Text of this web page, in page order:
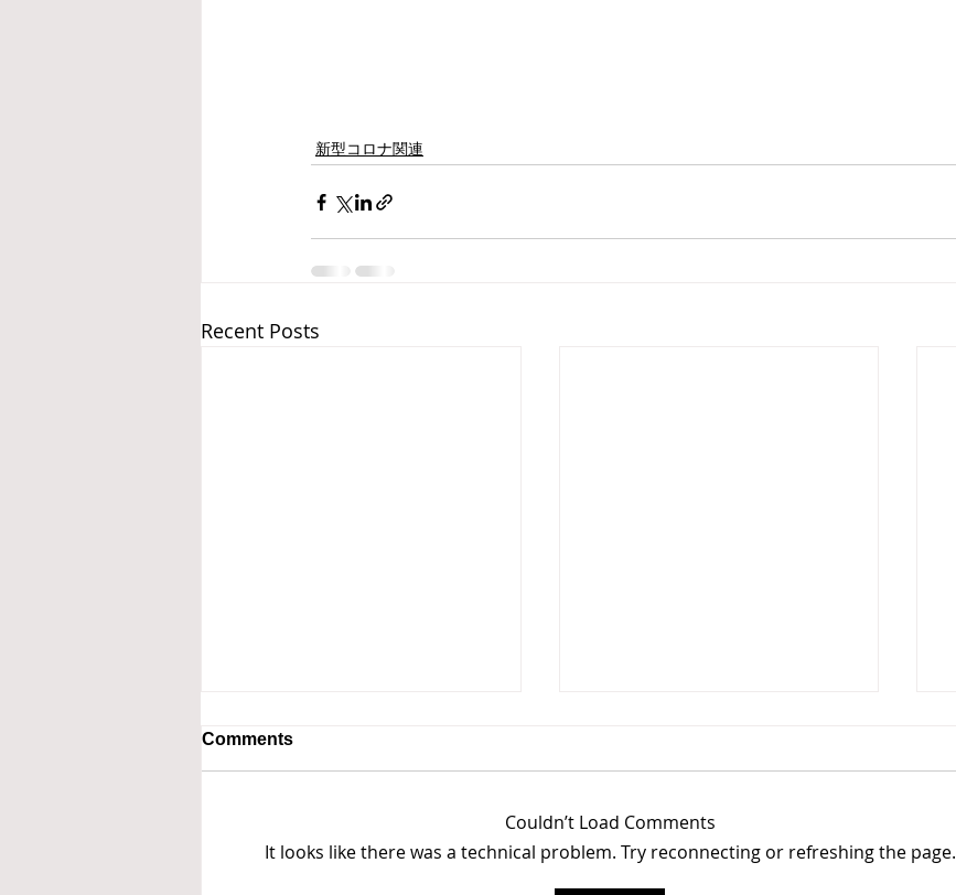
新型コロナ関連
Recent Posts
Comments
Couldn’t Load Comments
It looks like there was a technical problem. Try reconnecting or refreshing the page.